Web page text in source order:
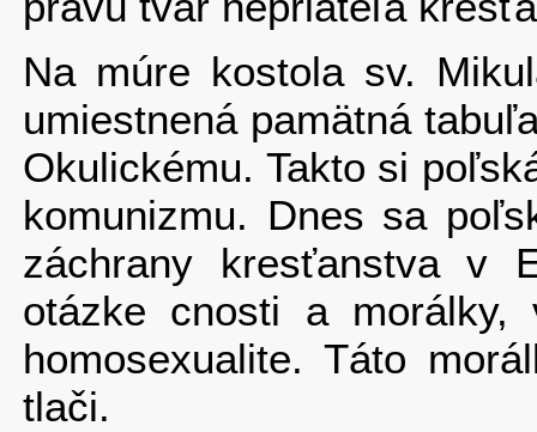
Na múre kostola sv.
umiestnená pamätná
Okulickému. Takto si
komunizmu. Dnes sa
záchrany kresťanstva v
otázke cnosti a morálky,
homosexualite. Táto
tlači.